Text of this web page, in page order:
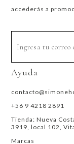
accederás a
Ayuda
+56 9 4218 2891
Tienda: Nueva
3919, local 102,
Marcas